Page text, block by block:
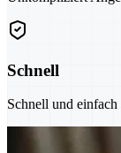
Schnell
Schnell und